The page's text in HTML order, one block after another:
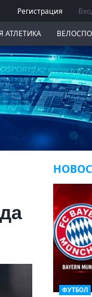
Регистрация
АТЛЕТИКА
ФУТБОЛ